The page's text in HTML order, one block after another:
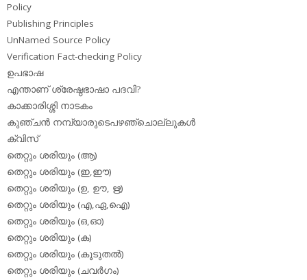
Policy
Publishing Principles
UnNamed Source Policy
Verification Fact-checking Policy
ഉപഭാഷ
എന്താണ് ശ്രേഷ്ഠഭാഷാ പദവി?
കാക്കാരിശ്ശി നാടകം
കുഞ്ചന്‍ നമ്പ്യാരുടെപഴഞ്ചൊല്ലുകള്‍
ക്വിസ്
തെറ്റും ശരിയും (ആ)
തെറ്റും ശരിയും (ഇ,ഈ)
തെറ്റും ശരിയും (ഉ, ഊ, ഋ)
തെറ്റും ശരിയും (എ,ഏ,ഐ)
തെറ്റും ശരിയും (ഒ,ഓ)
തെറ്റും ശരിയും (ക)
തെറ്റും ശരിയും (കൂടുതല്‍)
തെറ്റും ശരിയും (ചവര്‍ഗം)